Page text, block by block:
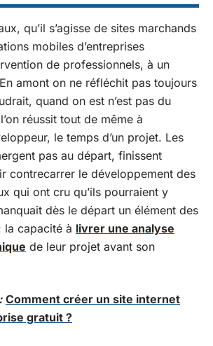
qu’il s’agisse de sites marchands
mobiles d’entreprises
de professionnels, à un
amont on ne réfléchit pas toujours
quand on est n’est pas du
réussit tout de même à
le temps d’un projet. Les
pas au départ, finissent
contrecarrer le développement des
qui ont cru qu’ils pourraient y
dès le départ un élément des
la capacité à livrer une analyse
de leur projet avant son
Comment créer un site internet
gratuit ?